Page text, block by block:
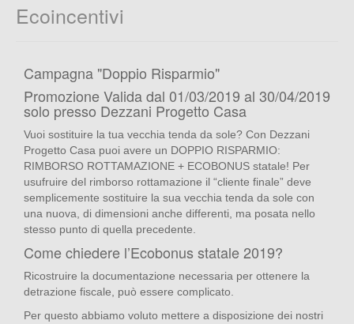
Ecoincentivi
Campagna "Doppio Risparmio"
Promozione Valida dal 01/03/2019 al 30/04/2019
solo presso Dezzani Progetto Casa
Vuoi sostituire la tua vecchia tenda da sole? Con Dezzani
Progetto Casa puoi avere un DOPPIO RISPARMIO:
RIMBORSO ROTTAMAZIONE + ECOBONUS statale! Per
usufruire del rimborso rottamazione il “cliente finale” deve
semplicemente sostituire la sua vecchia tenda da sole con
una nuova, di dimensioni anche differenti, ma posata nello
stesso punto di quella precedente.
Come chiedere l’Ecobonus statale 2019?
Ricostruire la documentazione necessaria per ottenere la
detrazione fiscale, può essere complicato.
Per questo abbiamo voluto mettere a disposizione dei nostri